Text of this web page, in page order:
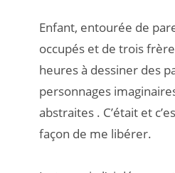
Enfant, entourée de
occupés et de trois
heures à dessiner des
personnages
abstraites . C’était et
façon de me libérer.